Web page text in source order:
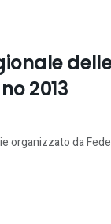
2013
organizzato da